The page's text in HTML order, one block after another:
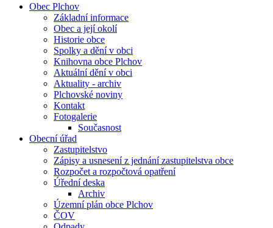
Obec Plchov
Základní informace
Obec a její okolí
Historie obce
Spolky a dění v obci
Knihovna obce Plchov
Aktuální dění v obci
Aktuality - archiv
Plchovské noviny
Kontakt
Fotogalerie
Současnost
Obecní úřad
Zastupitelstvo
Zápisy a usnesení z jednání zastupitelstva obce
Rozpočet a rozpočtová opatření
Úřední deska
Archiv
Územní plán obce Plchov
ČOV